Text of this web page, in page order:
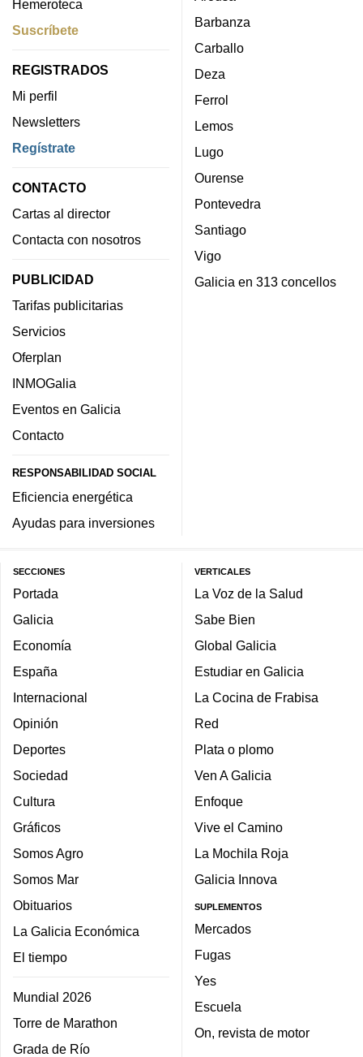
Hemeroteca
Suscríbete
REGISTRADOS
Mi perfil
Newsletters
Regístrate
CONTACTO
Cartas al director
Contacta con nosotros
PUBLICIDAD
Tarifas publicitarias
Servicios
Oferplan
INMOGalia
Eventos en Galicia
Contacto
RESPONSABILIDAD SOCIAL
Eficiencia energética
Ayudas para inversiones
Barbanza
Carballo
Deza
Ferrol
Lemos
Lugo
Ourense
Pontevedra
Santiago
Vigo
Galicia en 313 concellos
SECCIONES
Portada
Galicia
Economía
España
Internacional
Opinión
Deportes
Sociedad
Cultura
Gráficos
Somos Agro
Somos Mar
Obituarios
La Galicia Económica
El tiempo
Mundial 2026
Torre de Marathon
Grada de Río
VERTICALES
La Voz de la Salud
Sabe Bien
Global Galicia
Estudiar en Galicia
La Cocina de Frabisa
Red
Plata o plomo
Ven A Galicia
Enfoque
Vive el Camino
La Mochila Roja
Galicia Innova
SUPLEMENTOS
Mercados
Fugas
Yes
Escuela
On, revista de motor